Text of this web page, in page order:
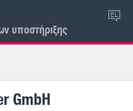
υποστήριξης
EL
GmbH